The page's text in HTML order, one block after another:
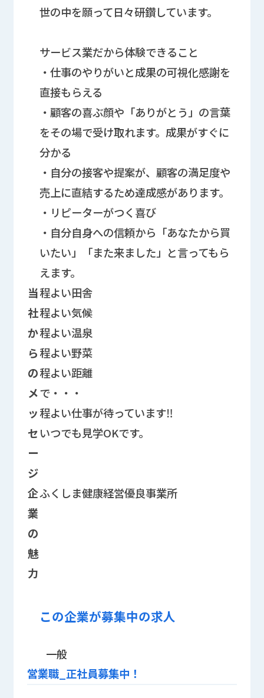
世の中を願って日々研鑽しています。
サービス業だから体験できること
・仕事のやりがいと成果の可視化感謝を
直接もらえる
・顧客の喜ぶ顔や「ありがとう」の言葉
をその場で受け取れます。成果がすぐに
分かる
・自分の接客や提案が、顧客の満足度や
売上に直結するため達成感があります。
・リピーターがつく喜び
・自分自身への信頼から「あなたから買
いたい」「また来ました」と言ってもら
えます。
当
社
か
ら
の
メ
ッ
セ
ー
ジ
程よい田舎
程よい気候
程よい温泉
程よい野菜
程よい距離
で・・・
程よい仕事が待っています‼
いつでも見学OKです。
企
業
の
魅
力
ふくしま健康経営優良事業所
この企業が募集中の求人
一般
営業職_正社員募集中！